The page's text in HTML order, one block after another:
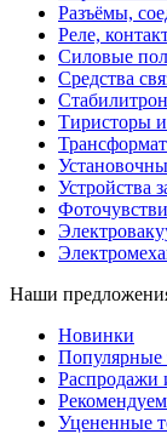
Разъёмы,
Реле,
Силовые
Средства
Тиристоры
Устройства
Наши
Новинки
Популярные
Распродажи
Уцененные